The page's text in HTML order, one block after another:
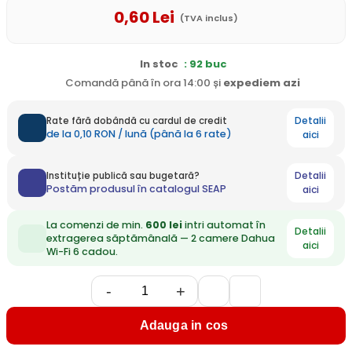
0,60Lei (TVA inclus)
In stoc : 92 buc
Comandă până în ora 14:00 și expediem azi
Rate fără dobândă cu cardul de credit
de la 0,10 RON / lună (până la 6 rate)
Detalii
aici
Instituție publică sau bugetară?
Postăm produsul în catalogul SEAP
Detalii
aici
La comenzi de min. 600 leiintri automat în
extragerea săptămânală — 2 camere Dahua
Wi-Fi 6 cadou.
Detalii
aici
- +
Adauga in cos